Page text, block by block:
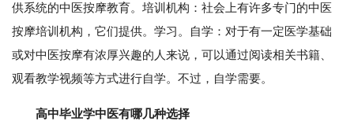
供系统的中医按摩教育。培训机构：社会上有许多专门的中医
按摩培训机构，它们提供。学习。自学：对于有一定医学基础
或对中医按摩有浓厚兴趣的人来说，可以通过阅读相关书籍、
观看教学视频等方式进行自学。不过，自学需要。
高中毕业学中医有哪几种选择